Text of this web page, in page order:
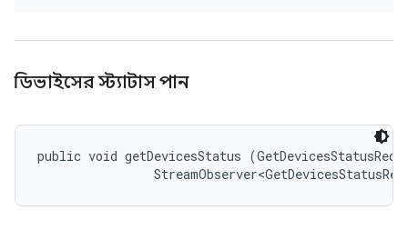
ডিভাইসের স্ট্যাটাস পান
public void getDevicesStatus